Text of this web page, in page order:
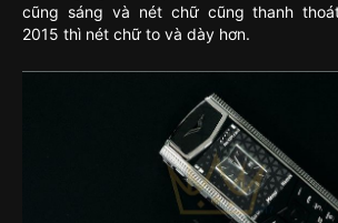
cũng sáng và nét chữ cũng thanh
2015 thì nét chữ to và dày hơn.